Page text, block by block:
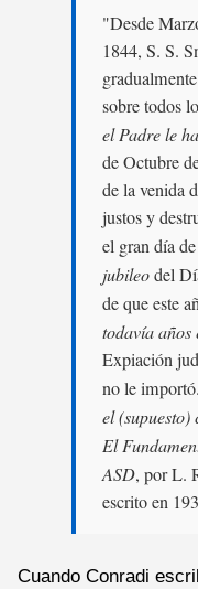
"Desde
1844, S. S.
sobre todos
el Padre le
de Octubre
de la venida
justos y
el gran día
jubileodel
de que este
todavía años
Expiación
no le importó.
el
El
ASD, por L.
escrito en
Cuando Conradi